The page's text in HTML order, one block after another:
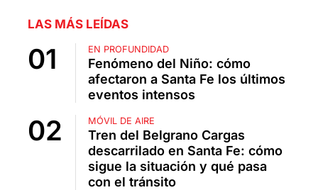
LAS MÁS LEÍDAS
EN PROFUNDIDAD
Fenómeno del Niño: cómo
afectaron a Santa Fe los últimos
eventos intensos
MÓVIL DE AIRE
Tren del Belgrano Cargas
descarrilado en Santa Fe: cómo
sigue la situación y qué pasa
con el tránsito